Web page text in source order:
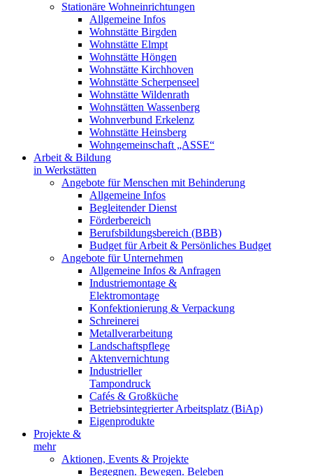
Stationäre Wohneinrichtungen
Allgemeine Infos
Wohnstätte Birgden
Wohnstätte Elmpt
Wohnstätte Höngen
Wohnstätte Kirchhoven
Wohnstätte Scherpenseel
Wohnstätte Wildenrath
Wohnstätten Wassenberg
Wohnverbund Erkelenz
Wohnstätte Heinsberg
Wohngemeinschaft „ASSE“
Arbeit & Bildung
in Werkstätten
Angebote für Menschen mit Behinderung
Allgemeine Infos
Begleitender Dienst
Förderbereich
Berufsbildungsbereich (BBB)
Budget für Arbeit & Persönliches Budget
Angebote für Unternehmen
Allgemeine Infos & Anfragen
Industriemontage &
Elektromontage
Konfektionierung & Verpackung
Schreinerei
Metallverarbeitung
Landschaftspflege
Aktenvernichtung
Industrieller
Tampondruck
Cafés & Großküche
Betriebsintegrierter Arbeitsplatz (BiAp)
Eigenprodukte
Projekte &
mehr
Aktionen, Events & Projekte
Begegnen. Bewegen. Beleben